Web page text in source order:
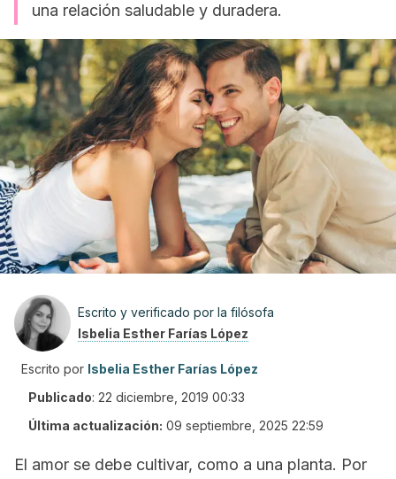
una relación saludable y duradera.
Escrito y verificado por la filósofa
Isbelia Esther Farías López
Escrito por Isbelia Esther Farías López
Publicado: 22 diciembre, 2019 00:33
Última actualización: 09 septiembre, 2025 22:59
El amor se debe cultivar, como a una planta. Por